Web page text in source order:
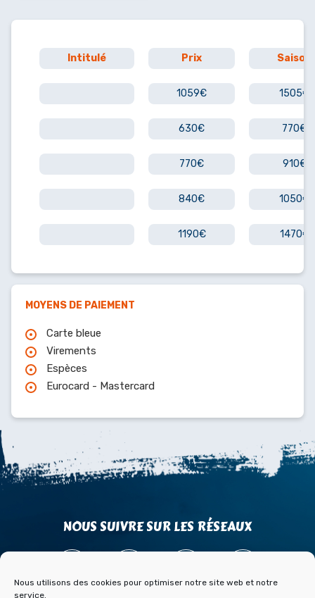
Nous utilisons des cookies pour optimiser notre site web et notre
service.
Intitulé Prix Saison
1059€ 1505€
630€ 770€
770€ 910€
840€ 1050€
1190€ 1470€
MOYENS DE PAIEMENT
Carte bleue
Virements
Espèces
Eurocard - Mastercard
NOUS SUIVRE SUR LES RÉSEAUX